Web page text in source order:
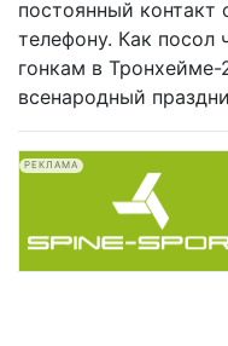
постоянный контакт
телефону. Как
гонкам в Тронхейме-
всенародный
РЕКЛАМА